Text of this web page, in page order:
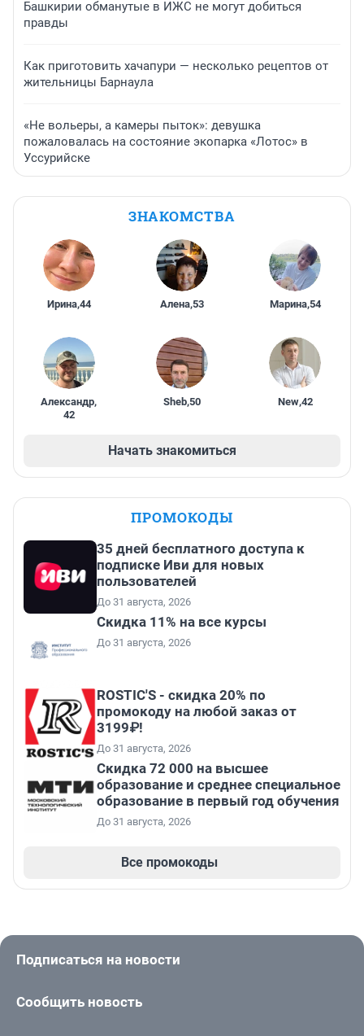
Башкирии обманутые в ИЖС не могут добиться
правды
Как приготовить хачапури — несколько рецептов от
жительницы Барнаула
«Не вольеры, а камеры пыток»: девушка
пожаловалась на состояние экопарка «Лотос» в
Уссурийске
ЗНАКОМСТВА
Ирина,44 Алена,53 Марина,54
Александр,
42
Sheb,50 New,42
Начать знакомиться
ПРОМОКОДЫ
35 дней бесплатного доступа к
подписке Иви для новых
пользователей
До 31 августа, 2026
Скидка 11% на все курсы
До 31 августа, 2026
ROSTIC'S - скидка 20% по
промокоду на любой заказ от
3199₽!
До 31 августа, 2026
Скидка 72 000 на высшее
образование и среднее специальное
образование в первый год обучения
До 31 августа, 2026
Все промокоды
Подписаться на новости
Сообщить новость